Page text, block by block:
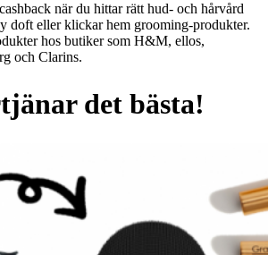
när du hittar rätt hud- och hårvård
doft eller klickar hem grooming-produkter.
hos butiker som H&M, ellos,
och Clarins.
det bästa!